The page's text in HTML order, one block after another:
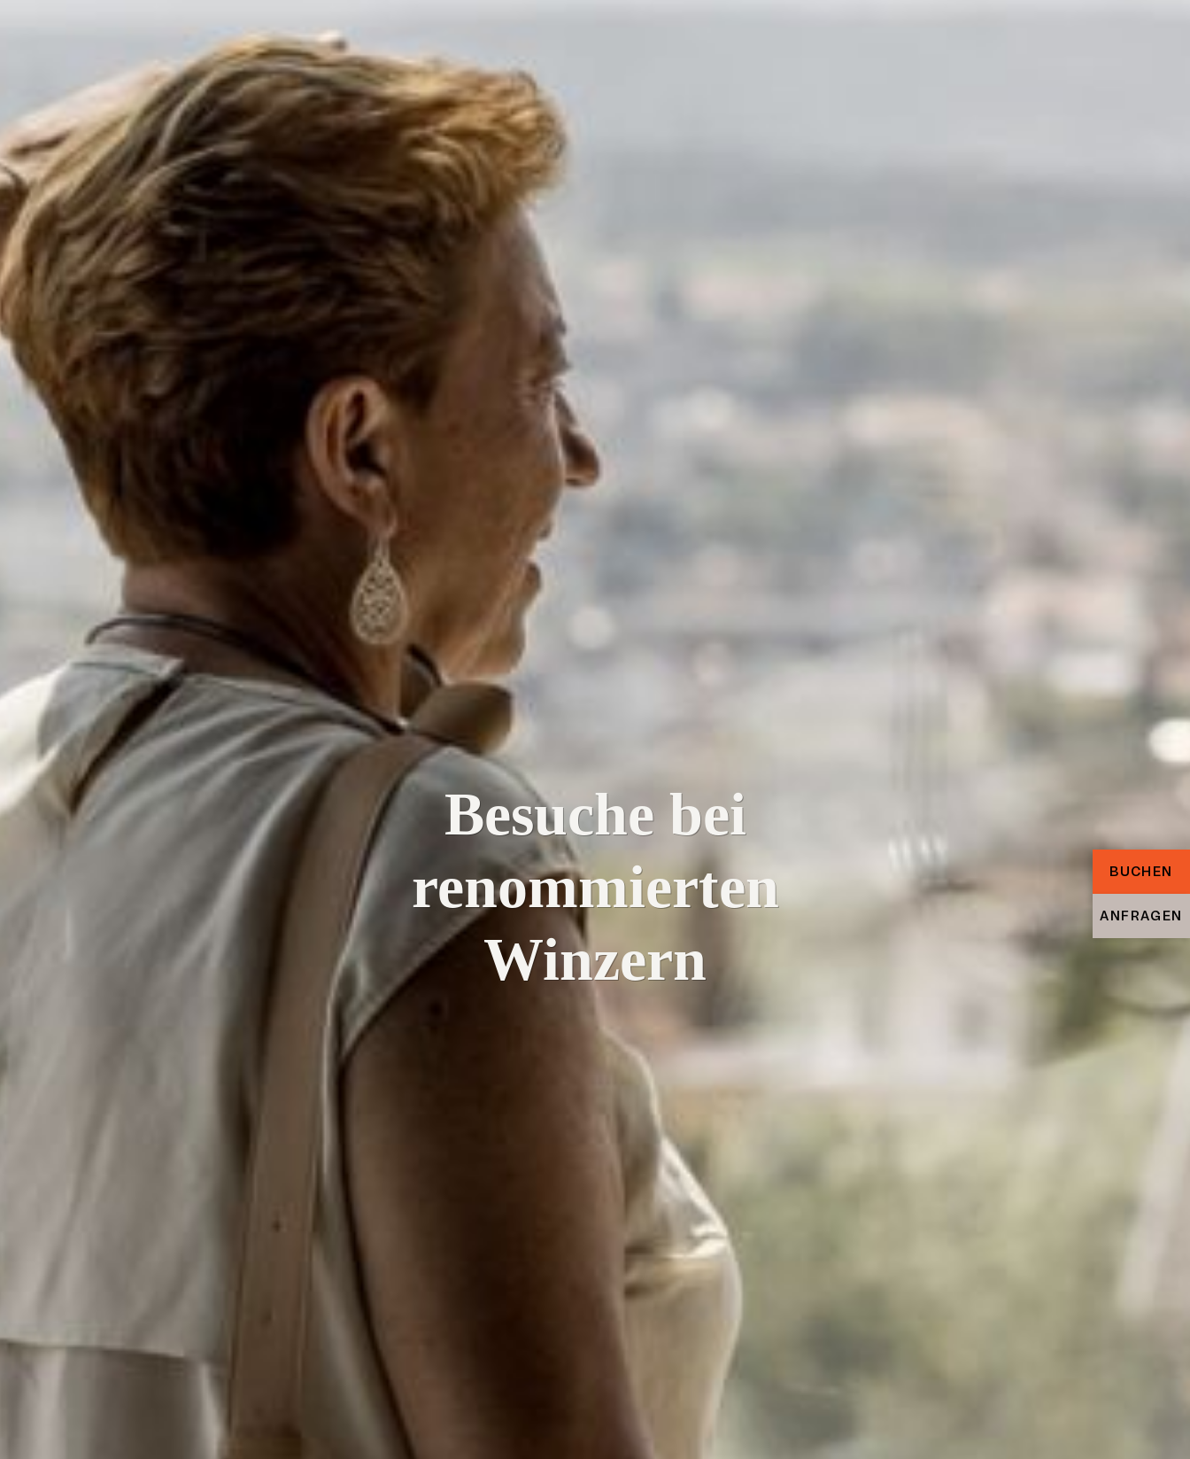
BUCHEN
ANFRAGEN
Besuche bei
renommierten
Winzern